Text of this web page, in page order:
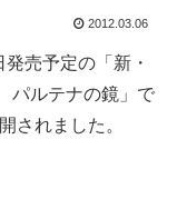
2012.03.06
発売予定の「新・
ルテナの鏡」で
されました。